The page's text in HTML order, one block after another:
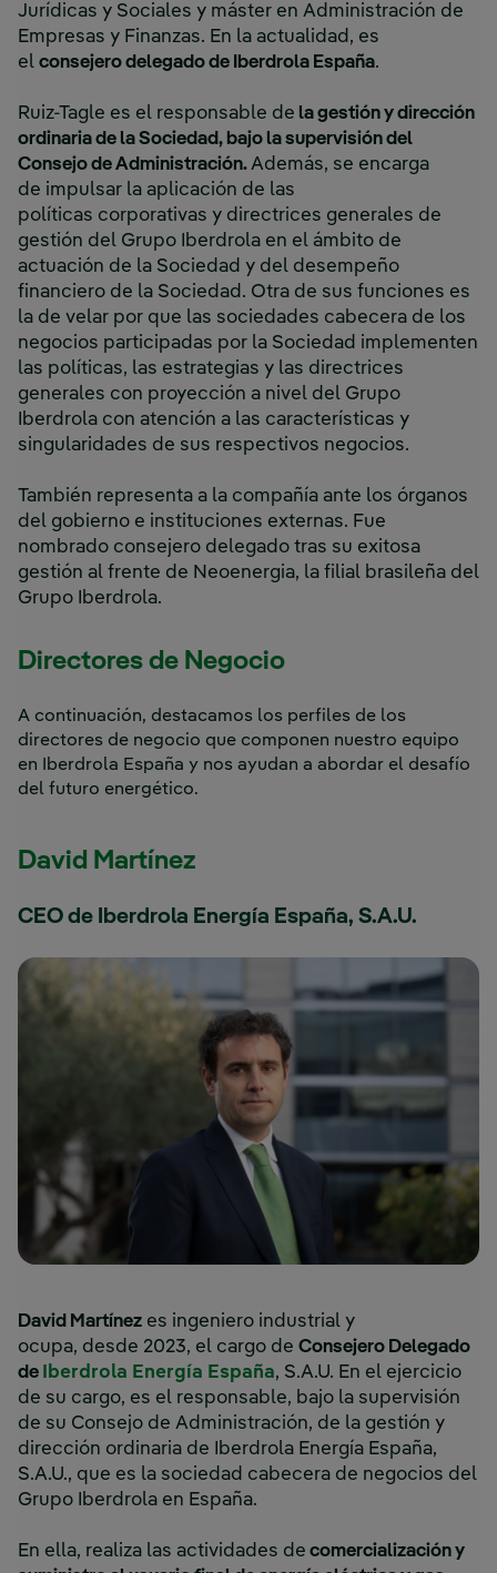
Jurídicas y Sociales y máster en Administración de
Empresas y Finanzas. En la actualidad, es
el consejero delegado de Iberdrola España.
Ruiz-Tagle es el responsable de la gestión y dirección
ordinaria de la Sociedad, bajo la supervisión del
Consejo de Administración.Además, se encarga
de impulsar la aplicación de las
políticas corporativas y directrices generales de
gestión del Grupo Iberdrola en el ámbito de
actuación de la Sociedad y del desempeño
financiero de la Sociedad. Otra de sus funciones es
la de velar por que las sociedades cabecera de los
negocios participadas por la Sociedad implementen
las políticas, las estrategias y las directrices
generales con proyección a nivel del Grupo
Iberdrola con atención a las características y
singularidades de sus respectivos negocios.
También representa a la compañía ante los órganos
del gobierno e instituciones externas. Fue
nombrado consejero delegado tras su exitosa
gestión al frente de Neoenergia, la filial brasileña del
Grupo Iberdrola.
Directores de Negocio
A continuación, destacamos los perfiles de los
directores de negocio que componen nuestro equipo
en Iberdrola España y nos ayudan a abordar el desafío
del futuro energético.
David Martínez
CEO de Iberdrola Energía España, S.A.U.
David Martínez es ingeniero industrial y
ocupa, desde 2023, el cargo de Consejero Delegado
de
Iberdrola Energía EspañaEnlace externo, se abre
, S.A.U. En el ejercicio
de su cargo, es el responsable, bajo la supervisión
de su Consejo de Administración, de la gestión y
dirección ordinaria de Iberdrola Energía España,
S.A.U., que es la sociedad cabecera de negocios del
Grupo Iberdrola en España.
En ella, realiza las actividades de comercialización y